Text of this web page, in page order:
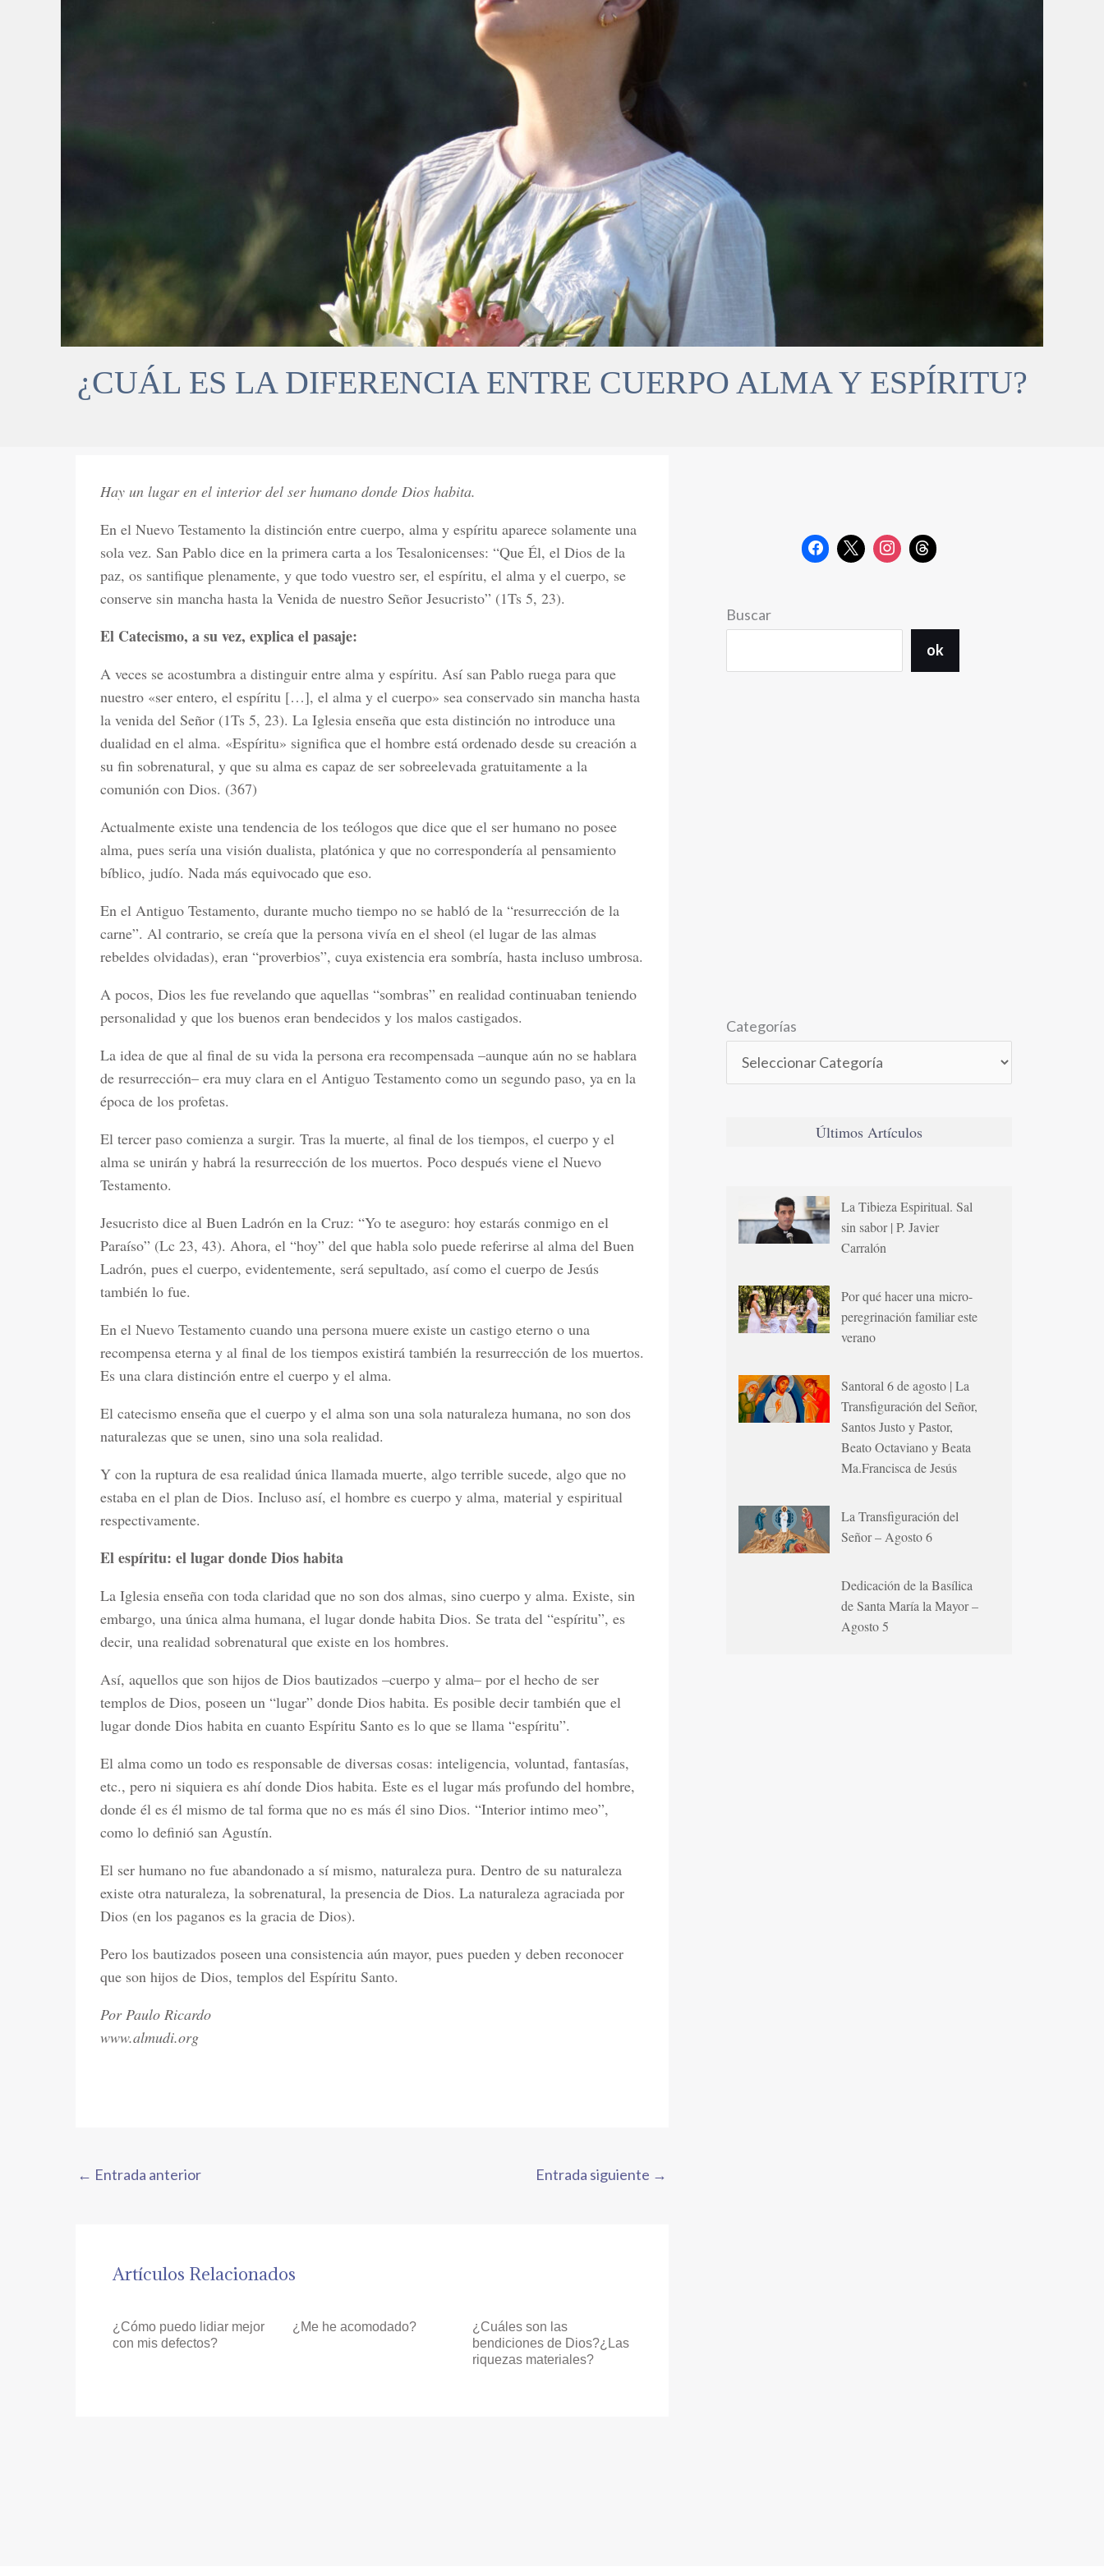
¿CUÁL ES LA DIFERENCIA ENTRE CUERPO ALMA Y ESPÍRITU?
Hay un lugar en el interior del ser humano donde Dios habita.
En el Nuevo Testamento la distinción entre cuerpo, alma y espíritu aparece solamente una
sola vez. San Pablo dice en la primera carta a los Tesalonicenses: “Que Él, el Dios de la
paz, os santifique plenamente, y que todo vuestro ser, el espíritu, el alma y el cuerpo, se
conserve sin mancha hasta la Venida de nuestro Señor Jesucristo” (1Ts 5, 23).
El Catecismo, a su vez, explica el pasaje:
A veces se acostumbra a distinguir entre alma y espíritu. Así san Pablo ruega para que
nuestro «ser entero, el espíritu […], el alma y el cuerpo» sea conservado sin mancha hasta
la venida del Señor (1Ts 5, 23). La Iglesia enseña que esta distinción no introduce una
dualidad en el alma. «Espíritu» significa que el hombre está ordenado desde su creación a
su fin sobrenatural, y que su alma es capaz de ser sobreelevada gratuitamente a la
comunión con Dios. (367)
Actualmente existe una tendencia de los teólogos que dice que el ser humano no posee
alma, pues sería una visión dualista, platónica y que no correspondería al pensamiento
bíblico, judío. Nada más equivocado que eso.
En el Antiguo Testamento, durante mucho tiempo no se habló de la “resurrección de la
carne”. Al contrario, se creía que la persona vivía en el sheol (el lugar de las almas
rebeldes olvidadas), eran “proverbios”, cuya existencia era sombría, hasta incluso umbrosa.
A pocos, Dios les fue revelando que aquellas “sombras” en realidad continuaban teniendo
personalidad y que los buenos eran bendecidos y los malos castigados.
La idea de que al final de su vida la persona era recompensada –aunque aún no se hablara
de resurrección– era muy clara en el Antiguo Testamento como un segundo paso, ya en la
época de los profetas.
El tercer paso comienza a surgir. Tras la muerte, al final de los tiempos, el cuerpo y el
alma se unirán y habrá la resurrección de los muertos. Poco después viene el Nuevo
Testamento.
Jesucristo dice al Buen Ladrón en la Cruz: “Yo te aseguro: hoy estarás conmigo en el
Paraíso” (Lc 23, 43). Ahora, el “hoy” del que habla solo puede referirse al alma del Buen
Ladrón, pues el cuerpo, evidentemente, será sepultado, así como el cuerpo de Jesús
también lo fue.
En el Nuevo Testamento cuando una persona muere existe un castigo eterno o una
recompensa eterna y al final de los tiempos existirá también la resurrección de los muertos.
Es una clara distinción entre el cuerpo y el alma.
El catecismo enseña que el cuerpo y el alma son una sola naturaleza humana, no son dos
naturalezas que se unen, sino una sola realidad.
Y con la ruptura de esa realidad única llamada muerte, algo terrible sucede, algo que no
estaba en el plan de Dios. Incluso así, el hombre es cuerpo y alma, material y espiritual
respectivamente.
El espíritu: el lugar donde Dios habita
La Iglesia enseña con toda claridad que no son dos almas, sino cuerpo y alma. Existe, sin
embargo, una única alma humana, el lugar donde habita Dios. Se trata del “espíritu”, es
decir, una realidad sobrenatural que existe en los hombres.
Así, aquellos que son hijos de Dios bautizados –cuerpo y alma– por el hecho de ser
templos de Dios, poseen un “lugar” donde Dios habita. Es posible decir también que el
lugar donde Dios habita en cuanto Espíritu Santo es lo que se llama “espíritu”.
El alma como un todo es responsable de diversas cosas: inteligencia, voluntad, fantasías,
etc., pero ni siquiera es ahí donde Dios habita. Este es el lugar más profundo del hombre,
donde él es él mismo de tal forma que no es más él sino Dios. “Interior intimo meo”,
como lo definió san Agustín.
El ser humano no fue abandonado a sí mismo, naturaleza pura. Dentro de su naturaleza
existe otra naturaleza, la sobrenatural, la presencia de Dios. La naturaleza agraciada por
Dios (en los paganos es la gracia de Dios).
Pero los bautizados poseen una consistencia aún mayor, pues pueden y deben reconocer
que son hijos de Dios, templos del Espíritu Santo.
Por Paulo Ricardo
www.almudi.org
← Entrada anterior Entrada siguiente →
Artículos Relacionados
¿Cómo puedo lidiar mejor
con mis defectos?
¿Me he acomodado?
¿Cuáles son las
bendiciones de Dios?¿Las
riquezas materiales?
Buscar
ok
Categorías
Últimos Artículos
La Tibieza Espiritual. Sal
sin sabor | P. Javier
Carralón
Por qué hacer una micro-
peregrinación familiar este
verano
Santoral 6 de agosto | La
Transfiguración del Señor,
Santos Justo y Pastor,
Beato Octaviano y Beata
Ma.Francisca de Jesús
La Transfiguración del
Señor – Agosto 6
Dedicación de la Basílica
de Santa María la Mayor –
Agosto 5